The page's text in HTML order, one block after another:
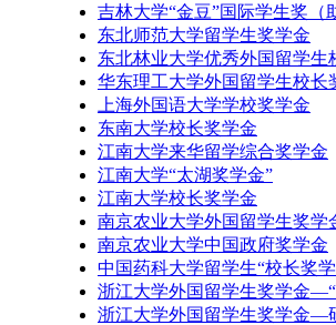
吉林大学“金豆”国际学生奖（
东北师范大学留学生奖学金
东北林业大学优秀外国留学生
华东理工大学外国留学生校长
上海外国语大学学校奖学金
东南大学校长奖学金
江南大学来华留学综合奖学金
江南大学“太湖奖学金”
江南大学校长奖学金
南京农业大学外国留学生奖学
南京农业大学中国政府奖学金
中国药科大学留学生“校长奖
浙江大学外国留学生奖学金—“
浙江大学外国留学生奖学金—